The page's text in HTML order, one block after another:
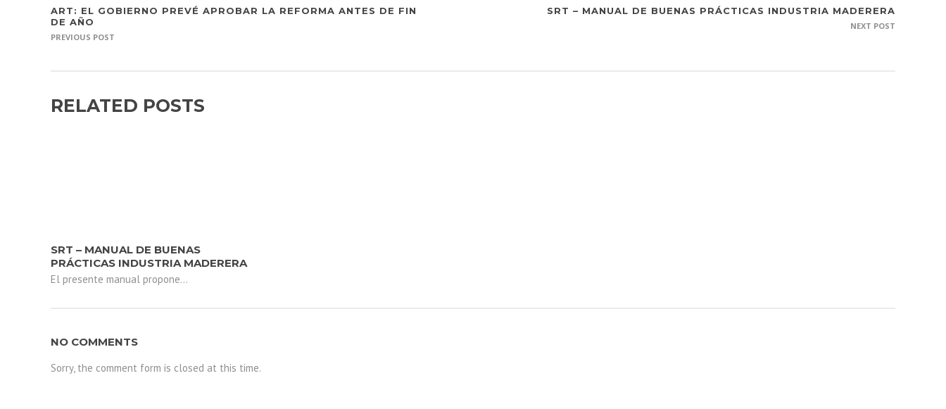
ART: EL GOBIERNO PREVÉ APROBAR LA REFORMA ANTES DE FIN
DE AÑO
PREVIOUS POST
SRT – MANUAL DE BUENAS PRÁCTICAS INDUSTRIA MADERERA
NEXT POST
RELATED POSTS
SRT – MANUAL DE BUENAS
PRÁCTICAS INDUSTRIA MADERERA
El presente manual propone...
NO COMMENTS
Sorry, the comment form is closed at this time.